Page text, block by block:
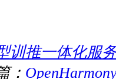
训推一体化服
：